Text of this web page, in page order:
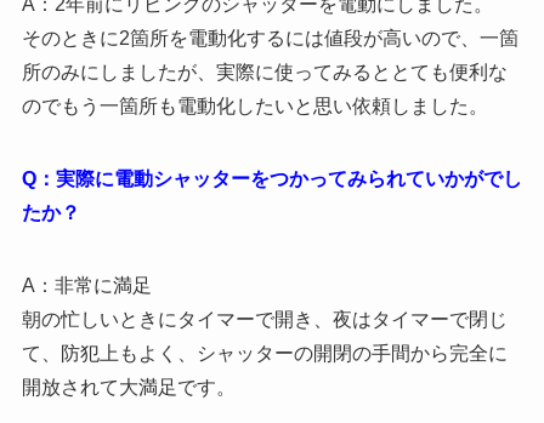
A：2年前にリビングのシャッターを電動にしました。
そのときに2箇所を電動化するには値段が高いので、一箇
所のみにしましたが、実際に使ってみるととても便利な
のでもう一箇所も電動化したいと思い依頼しました。
Q：実際に電動シャッターをつかってみられていかがでし
たか？
A：非常に満足
朝の忙しいときにタイマーで開き、夜はタイマーで閉じ
て、防犯上もよく、シャッターの開閉の手間から完全に
開放されて大満足です。